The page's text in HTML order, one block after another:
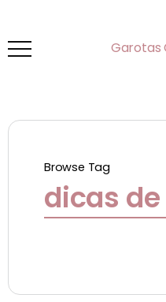
Garotas
Browse Tag
dicas